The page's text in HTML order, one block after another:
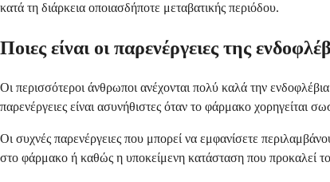
κατά τη διάρκεια οποιασδήποτε μεταβατικής περιόδου.
Ποιες είναι οι παρενέργειες της
Οι περισσότεροι άνθρωποι ανέχονται πολύ καλά την
παρενέργειες είναι ασυνήθιστες όταν το φάρμακο χορηγείται
Οι συχνές παρενέργειες που μπορεί να εμφανίσετε
στο φάρμακο ή καθώς η υποκείμενη κατάσταση που προκαλεί